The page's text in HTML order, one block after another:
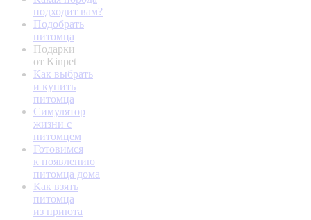
подходит вам?
Подобрать
питомца
Подарки
от Kinpet
Как выбрать
и купить
питомца
Симулятор
жизни с
питомцем
Готовимся
к появлению
питомца дома
Как взять
питомца
из приюта